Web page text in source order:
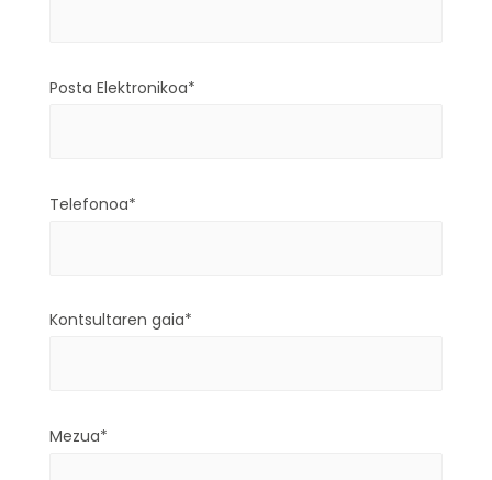
Posta Elektronikoa*
Telefonoa*
Kontsultaren gaia*
Mezua*